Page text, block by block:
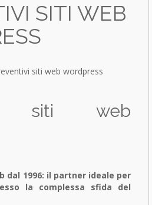
SERVIZI
OFFERTE
canale
Aziendale
Marketing
aziendale
IN-ONE
SITI WEB
siti web wordpress
siti web
dal 1996: il partner ideale per
la complessa sfida del